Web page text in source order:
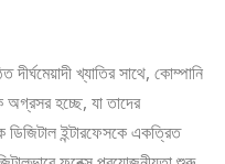
দীর্ঘমেয়াদী খ্যাতির সাথে, কোম্পানি
অগ্রসর হচ্ছে, যা তাদের
ইন্টারফেসকে একত্রিত